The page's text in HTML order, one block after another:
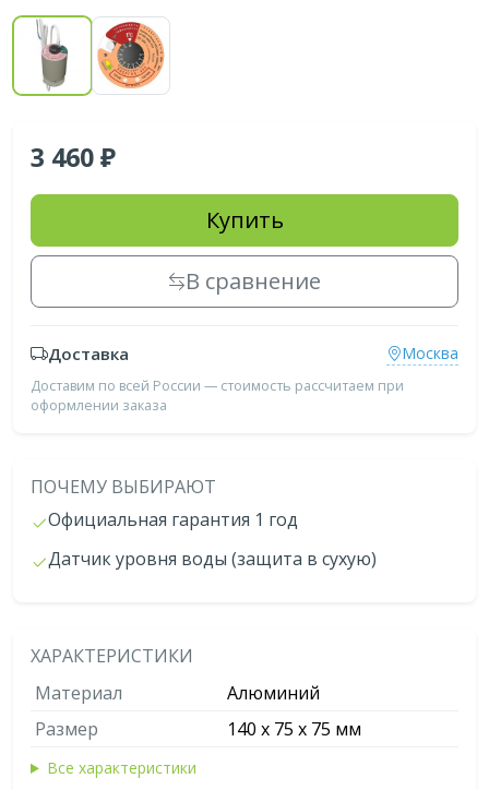
3 460
Купить
В сравнение
Доставка Москва
Доставим по всей России — стоимость рассчитаем при
оформлении заказа
ПОЧЕМУ ВЫБИРАЮТ
Официальная гарантия 1 год
Датчик уровня воды (защита в сухую)
ХАРАКТЕРИСТИКИ
Материал
Алюминий
Размер
140 х 75 х 75 мм
Все характеристики